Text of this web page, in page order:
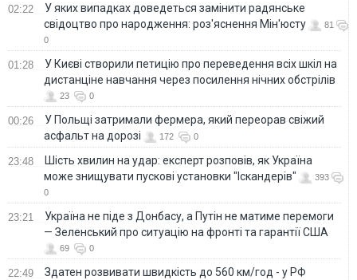
02:22
У яких випадках доведеться замінити радянське
свідоцтво про народження: роз'яснення Мін'юсту
81
0
01:28
У Києві створили петицію про переведення всіх шкіл на
дистанціне навчання через посилення нічних обстрілів
23 0
00:26
У Польщі затримали фермера, який переорав свіжий
асфальт на дорозі
172 0
23:48
Шість хвилин на удар: експерт розповів, як Україна
може знищувати пускові установки "Іскандерів"
393
0
23:21
Україна не піде з Донбасу, а Путін не матиме перемоги
— Зеленський про ситуацію на фронті та гарантії США
69 0
22:49
Здатен розвивати швидкість до 560 км/год - у РФ